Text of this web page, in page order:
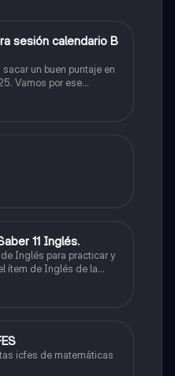
sesión calendario B
un buen puntaje en
Vamos por ese
en la universidad que
quieres y no la que te
11 Inglés.
Inglés para practicar y
ítem de Inglés de la
icfes de matemáticas